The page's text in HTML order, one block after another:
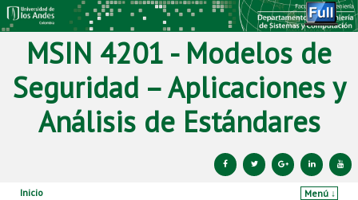
MSIN 4201 - Modelos de
Seguridad – Aplicaciones y
Análisis de Estándares
Inicio
Menú ↓